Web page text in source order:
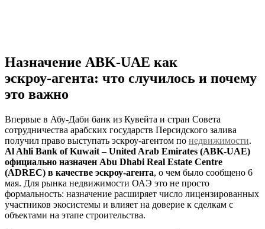
Назначение ABK-UAE как
эскроу‑агента: что случилось и почему
это важно
Впервые в Абу‑Даби банк из Кувейта и стран Совета
сотрудничества арабских государств Персидского залива
получил право выступать эскроу‑агентом по недвижимости.
Al Ahli Bank of Kuwait – United Arab Emirates (ABK‑UAE)
официально назначен Abu Dhabi Real Estate Centre
(ADREC) в качестве эскроу‑агента, о чем было сообщено 6
мая. Для рынка недвижимости ОАЭ это не просто
формальность: назначение расширяет число лицензированных
участников экосистемы и влияет на доверие к сделкам с
объектами на этапе строительства.